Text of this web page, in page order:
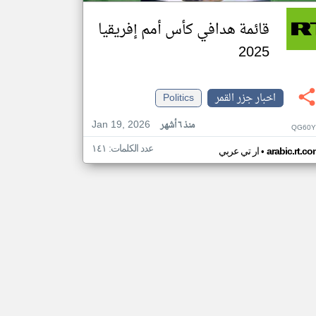
قائمة هدافي كأس أمم إفريقيا
2025
اخبار جزر القمر
Politics
Jan 19, 2026
منذ ٦ أشهر
ار تي عربي• عدد الكلمات: ١٤١